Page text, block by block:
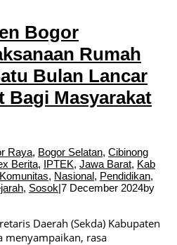
Bogor
Rumah
Bulan Lancar
Bagi Masyarakat
Raya, Bogor Selatan, Cibinong
Berita, IPTEK, Jawa Barat, Kab
Komunitas, Nasional, Pendidikan,
, Sosok|7 December 2024by
Daerah (Sekda) Kabupaten
menyampaikan, rasa